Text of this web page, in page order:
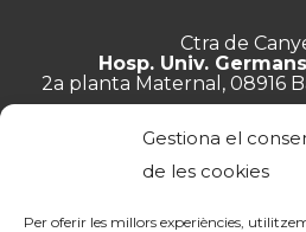
Gestiona el
de les cookies
Per oferir les millors experiències,
Ctra de
Hosp. Univ.
2a planta Maternal, 08916